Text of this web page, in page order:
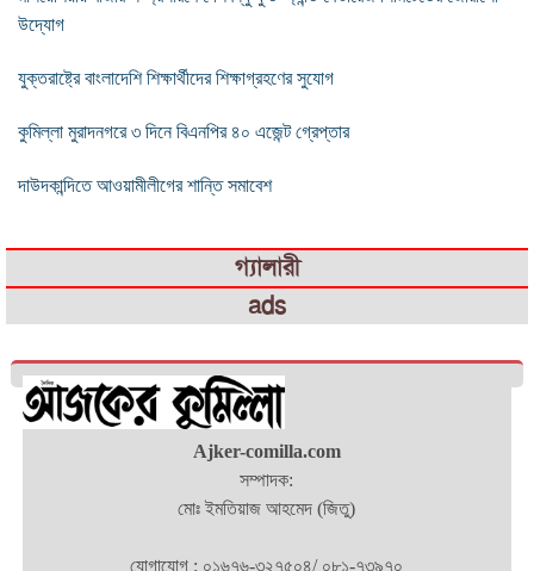
উদ্যোগ
যুক্তরাষ্ট্রে বাংলাদেশি শিক্ষার্থীদের শিক্ষাগ্রহণের সুযোগ
কুমিল্লা মুরাদনগরে ৩ দিনে বিএনপির ৪০ এজেন্ট গ্রেপ্তার
দাউদকান্দিতে আওয়ামীলীগের শান্তি সমাবেশ
গ্যালারী
ads
Ajker-comilla.com
সম্পাদক:
মোঃ ইমতিয়াজ আহমেদ (জিতু)
যোগাযোগ : ০১৬৭৬-৩২৭৫০৪/ ০৮১-৭৩৯৭০